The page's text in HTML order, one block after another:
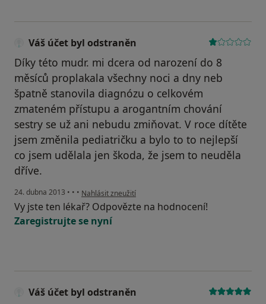
Váš účet byl odstraněn
Díky této mudr. mi dcera od narození do 8
měsíců proplakala všechny noci a dny neb
špatně stanovila diagnózu o celkovém
zmateném přístupu a arogantním chování
sestry se už ani nebudu zmiňovat. V roce dítěte
jsem změnila pediatričku a bylo to to nejlepší
co jsem udělala jen škoda, že jsem to neuděla
dříve.
24. dubna 2013 • • • podle názoru uživatele Váš účet byl odstraněn
Nahlásit zneužití
Vy jste ten lékař? Odpovězte na hodnocení!
Zaregistrujte se nyní
Váš účet byl odstraněn